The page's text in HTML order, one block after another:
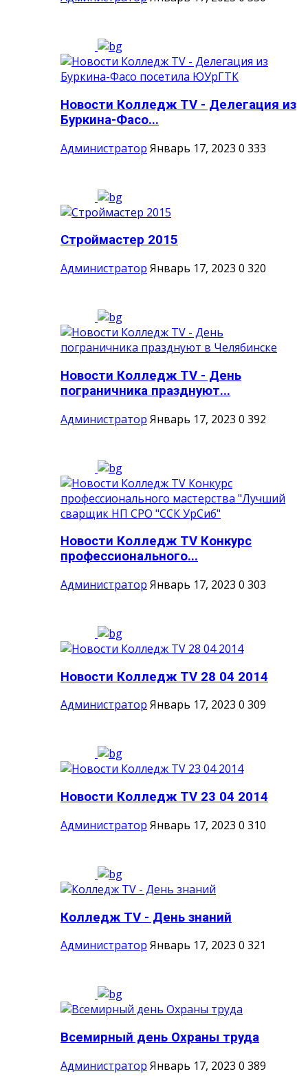
Новости Колледж TV - Делегация из
Буркина-Фасо...
Администратор Январь 17, 2023 0 333
Строймастер 2015
Администратор Январь 17, 2023 0 320
Новости Колледж TV - День
пограничника празднуют...
Администратор Январь 17, 2023 0 392
Новости Колледж TV Конкурс
профессионального...
Администратор Январь 17, 2023 0 303
Новости Колледж TV 28 04 2014
Администратор Январь 17, 2023 0 309
Новости Колледж TV 23 04 2014
Администратор Январь 17, 2023 0 310
Колледж TV - День знаний
Администратор Январь 17, 2023 0 321
Всемирный день Охраны труда
Администратор Январь 17, 2023 0 389